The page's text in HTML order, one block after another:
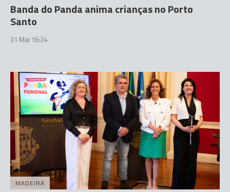
Banda do Panda anima crianças no Porto
Santo
31 Mai 16:24
MADEIRA